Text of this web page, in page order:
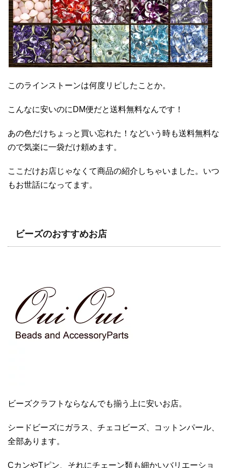
このラインストーンは何度リピしたことか。
こんなに安いのにDM便だと送料無料なんです！
あの色だけちょっと買い忘れた！などいう時も送料無料な
ので気楽に一袋だけ頼めます。
ここだけお店じゃなくて商品の紹介しちゃいました。いつ
もお世話になってます。
ビーズのおすすめお店
ビーズクラフトならなんでも揃う上に安いお店。
シードビーズにガラス、チェコビーズ、コットンパール、
全部あります。
CカンやTピン、それにチェーン類も細かいバリエーショ